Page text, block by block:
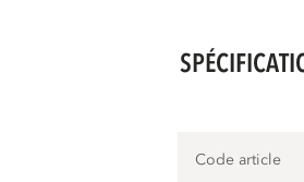
Code article